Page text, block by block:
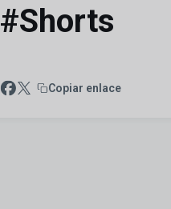
#Shorts
Copiar enlace